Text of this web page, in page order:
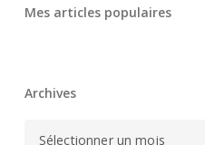
Mes articles populaires
Archives
Archives